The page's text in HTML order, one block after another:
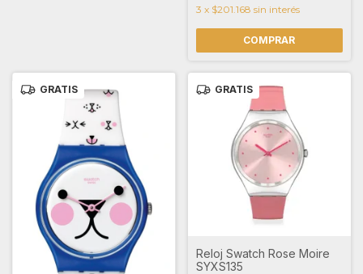
3 x $201.168 sin interés
GRATIS GRATIS
Reloj Swatch Rose Moire
SYXS135